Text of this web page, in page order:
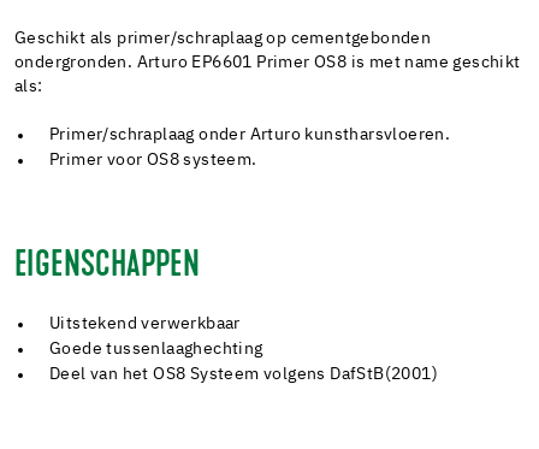
Geschikt als primer/schraplaag op cementgebonden
ondergronden. Arturo EP6601 Primer OS8 is met name geschikt
als:
Primer/schraplaag onder Arturo kunstharsvloeren.
Primer voor OS8 systeem.
EIGENSCHAPPEN
Uitstekend verwerkbaar
Goede tussenlaaghechting
Deel van het OS8 Systeem volgens DafStB(2001)